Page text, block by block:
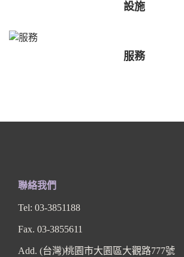
設施
服務
聯絡我們
Tel: 03-3851188
Fax. 03-3855611
Add. (台灣)桃園市大園區大觀路777號